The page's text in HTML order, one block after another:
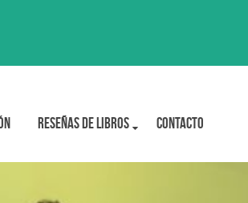
Reseñas de libros Contacto